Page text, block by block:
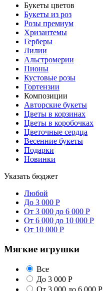
Букеты цветов
Букеты из роз
Розы премиум
Хризантемы
Герберы
Лилии
Альстромерии
Пионы
Кустовые розы
Гортензии
Композиции
Авторские букеты
Цветы в корзинах
Цветы в коробочках
Цветочные сердца
Весенние букеты
Подарки
Новинки
Указать бюджет
Любой
До 3 000 Р
От 3 000 до 6 000 Р
От 6 000 до 10 000 Р
От 10 000 Р
Мягкие игрушки
Все
До 3 000 Р